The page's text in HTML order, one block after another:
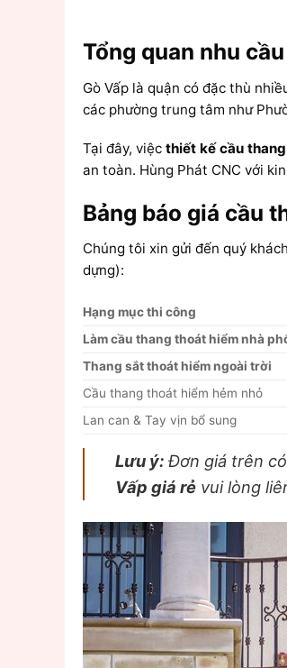
Tổng quan nhu
Gò Vấp là quận có đặc thù
các phường trung tâm như
Tại đây, việc thiết kế cầu
an toàn. Hùng Phát CNC với
Bảng báo giá cầu
Chúng tôi xin gửi đến quý
dựng):
Hạng mục thi công
Làm cầu thang thoát hiểm nhà
Thang sắt thoát hiểm ngoài trời
Cầu thang thoát hiểm hẻm nhỏ
Lan can & Tay vịn bổ sung
Lưu ý: Đơn giá trên
Vấp giá rẻ vui lòng